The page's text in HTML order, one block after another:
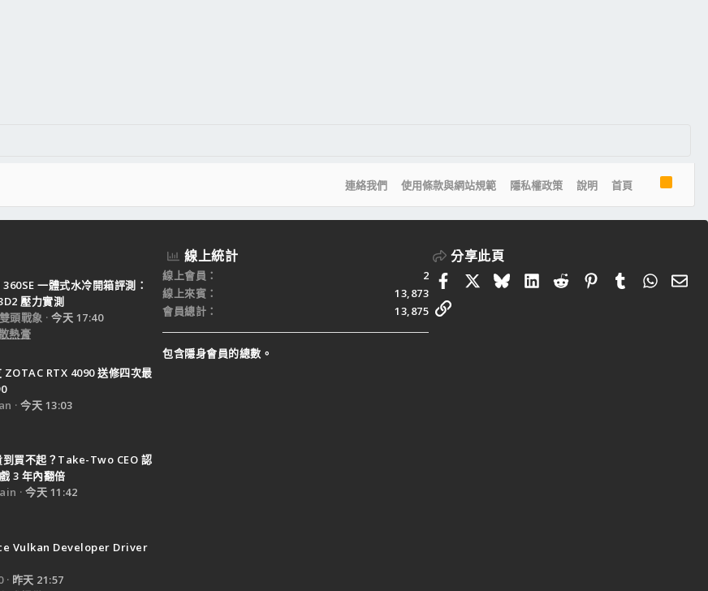
連絡我們 使用條款與網站規範 隱私權政策 說明 首頁
R
S
一體式水冷開箱評測：
壓力實測
頭戰象
今天 17:40
熱膏
ZOTAC RTX 4090 送修四次最
今天 13:03
到買不起？Take-Two CEO 認
3 年內翻倍
今天 11:42
Vulkan Developer Driver
昨天 21:57
線上統計
線上會員
2
線上來賓
13,873
會員總計
13,875
包含隱身會員的總數。
分享此頁
FacebookBlueskyLinkedIn
RedditPinterestTumblr 電
連結